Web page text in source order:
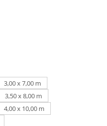
3,00 x 7,00 m
3,50 x 8,00 m
4,00 x 10,00 m